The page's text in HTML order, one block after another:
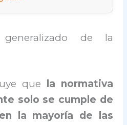
generalizado de la
que
la normativa
solo se cumple de
la mayoría de las